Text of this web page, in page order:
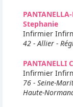
Stephanie
Infirmier
42 - Allier -
PANTANELLI
Infirmier
76 - Seine-
Haute-